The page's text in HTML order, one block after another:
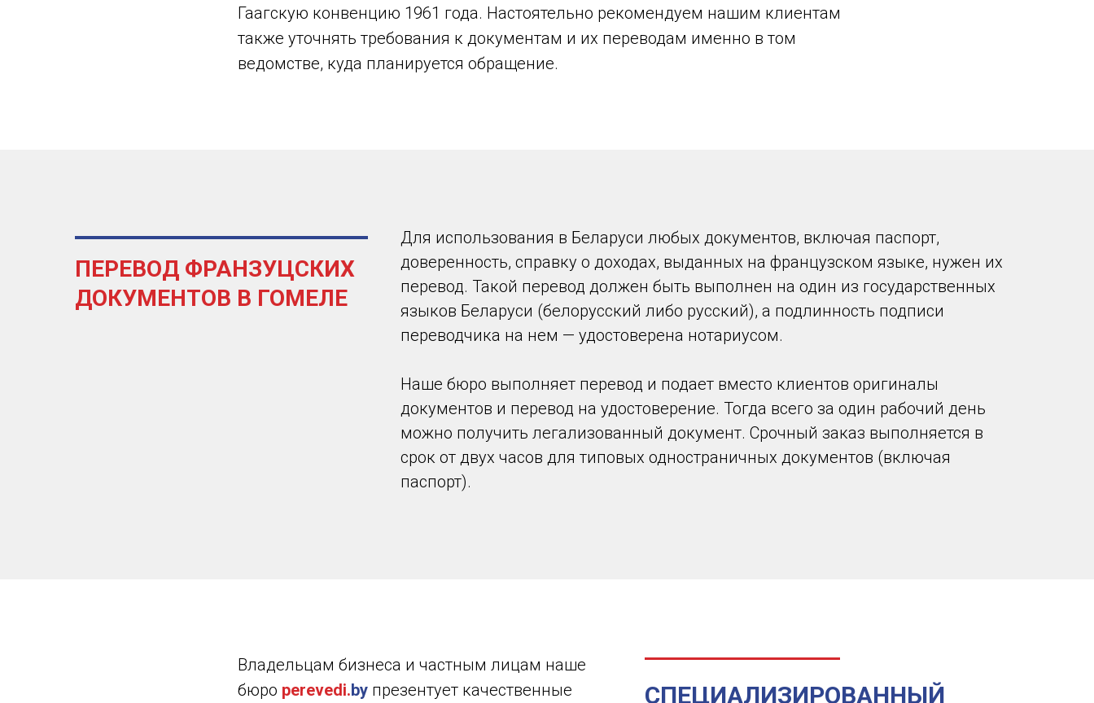
Гаагскую конвенцию 1961 года. Настоятельно рекомендуем нашим клиентам
также уточнять требования к документам и их переводам именно в том
ведомстве, куда планируется обращение.
ПЕРЕВОД ФРАНЗУЦСКИХ
ДОКУМЕНТОВ В ГОМЕЛЕ
Для использования в Беларуси любых документов, включая паспорт,
доверенность, справку о доходах, выданных на французском языке, нужен их
перевод. Такой перевод должен быть выполнен на один из государственных
языков Беларуси (белорусский либо русский), а подлинность подписи
переводчика на нем — удостоверена нотариусом.
Наше бюро выполняет перевод и подает вместо клиентов оригиналы
документов и перевод на удостоверение. Тогда всего за один рабочий день
можно получить легализованный документ. Срочный заказ выполняется в
срок от двух часов для типовых одностраничных документов (включая
паспорт).
СПЕЦИАЛИЗИРОВАННЫЙ
Владельцам бизнеса и частным лицам наше
бюро perevedi.by презентует качественные